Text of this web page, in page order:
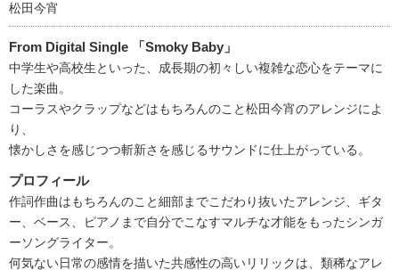
松田今宵
From Digital Single 「Smoky Baby」
中学生や高校生といった、成長期の初々しい複雑な恋心をテーマに
した楽曲。
コーラスやクラップなどはもちろんのこと松田今宵のアレンジによ
り、
懐かしさを感じつつ斬新さを感じるサウンドに仕上がっている。
プロフィール
作詞作曲はもちろんのこと細部までこだわり抜いたアレンジ、ギタ
ー、ベース、ピアノまで自分でこなすマルチな才能をもったシンガ
ーソングライター。
何気ない日常の感情を描いた共感性の高いリリックは、類稀なアレ